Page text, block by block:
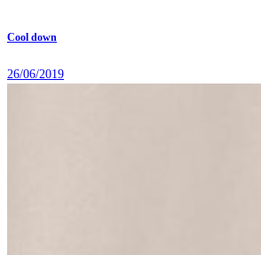
Cool down
26/06/2019